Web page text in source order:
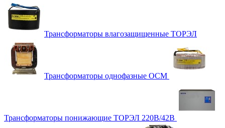
Трансформаторы влагозащищенные ТОРЭЛ
Трансформаторы однофазные ОСМ
Трансформаторы понижающие ТОРЭЛ 220В/42В